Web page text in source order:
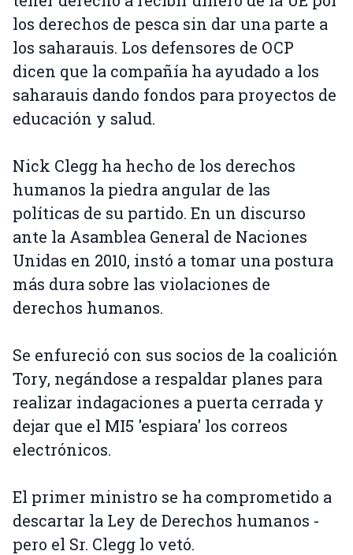
los derechos de pesca sin dar una parte a
los saharauis. Los defensores de OCP
dicen que la compañía ha ayudado a los
saharauis dando fondos para proyectos de
educación y salud.
Nick Clegg ha hecho de los derechos
humanos la piedra angular de las
políticas de su partido. En un discurso
ante la Asamblea General de Naciones
Unidas en 2010, instó a tomar una postura
más dura sobre las violaciones de
derechos humanos.
Se enfureció con sus socios de la coalición
Tory, negándose a respaldar planes para
realizar indagaciones a puerta cerrada y
dejar que el MI5 'espiara' los correos
electrónicos.
El primer ministro se ha comprometido a
descartar la Ley de Derechos humanos -
pero el Sr. Clegg lo vetó.